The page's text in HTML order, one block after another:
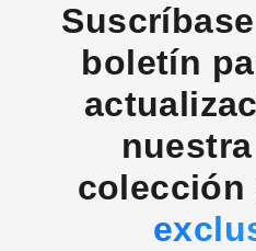
boletín
colección